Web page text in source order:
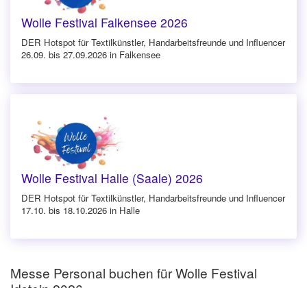
Wolle Festival Falkensee 2026
DER Hotspot für Textilkünstler, Handarbeitsfreunde und Influencer
26.09. bis 27.09.2026 in Falkensee
Wolle Festival Halle (Saale) 2026
DER Hotspot für Textilkünstler, Handarbeitsfreunde und Influencer
17.10. bis 18.10.2026 in Halle
Messe Personal buchen für Wolle Festival